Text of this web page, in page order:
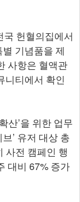
헌혈의집에서
별 기념품을 제
사항은 혈액관
니티에서 확인
산’을 위한 업무
’ 유저 대상 총
사전 캠페인 행
대비 67% 증가